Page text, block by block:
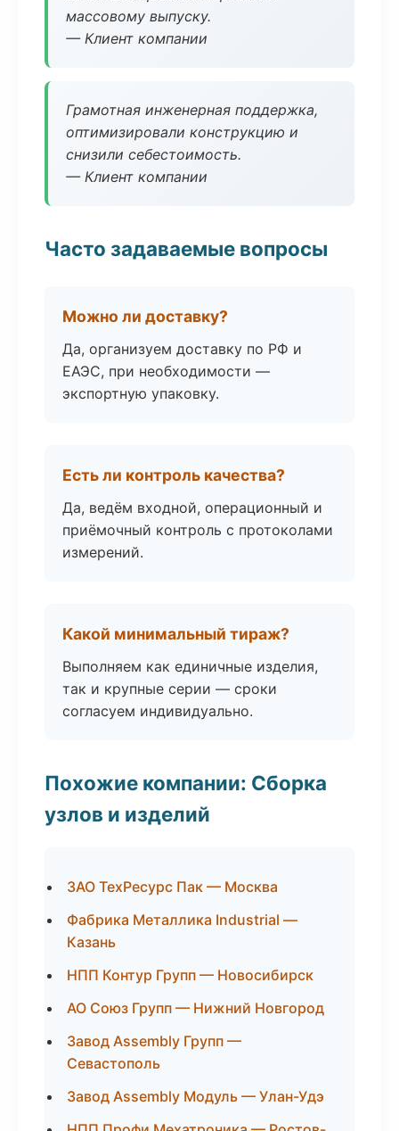
массовому выпуску.
— Клиент компании
Грамотная инженерная поддержка,
оптимизировали конструкцию и
снизили себестоимость.
— Клиент компании
Часто задаваемые вопросы
Можно ли доставку?
Да, организуем доставку по РФ и
ЕАЭС, при необходимости —
экспортную упаковку.
Есть ли контроль качества?
Да, ведём входной, операционный и
приёмочный контроль с протоколами
измерений.
Какой минимальный тираж?
Выполняем как единичные изделия,
так и крупные серии — сроки
согласуем индивидуально.
Похожие компании: Сборка
узлов и изделий
ЗАО ТехРесурс Пак — Москва
Фабрика Металлика Industrial —
Казань
НПП Контур Групп — Новосибирск
АО Союз Групп — Нижний Новгород
Завод Assembly Групп —
Севастополь
Завод Assembly Модуль — Улан-Удэ